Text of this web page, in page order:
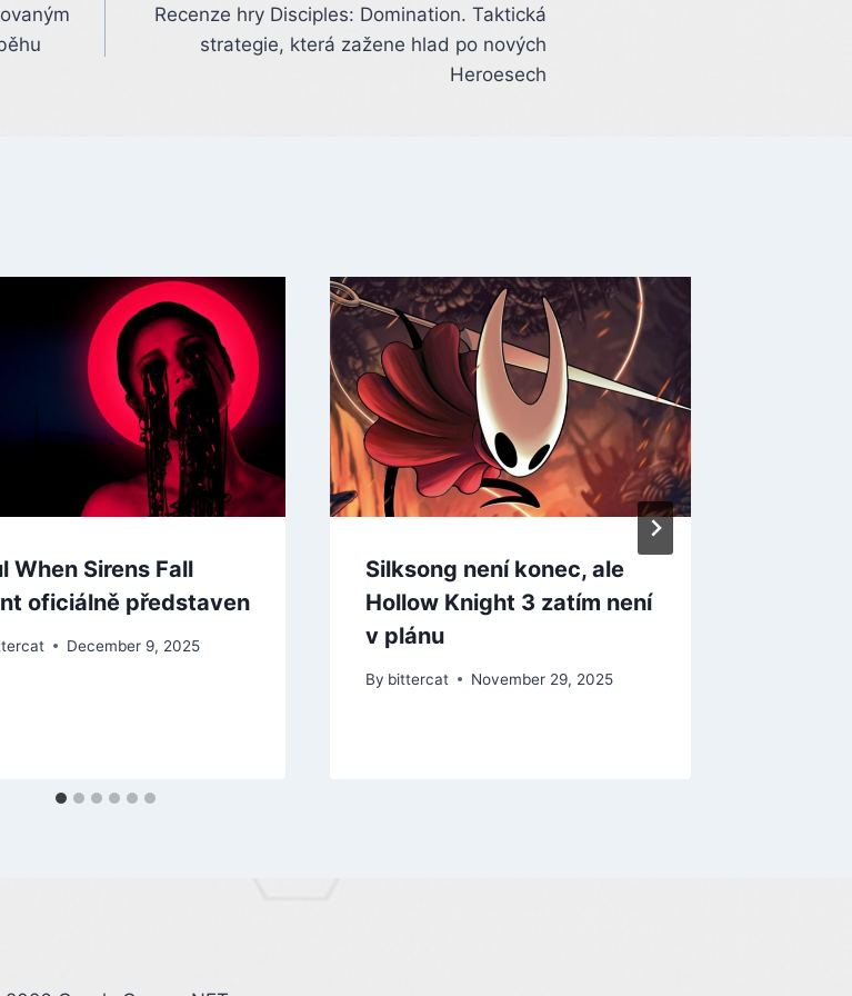
Recenze hry Disciples: Domination. Taktická
strategie, která zažene hlad po nových
Heroesech
When Sirens Fall
oficiálně představen
December 9, 2025
Silksong není konec, ale
Hollow Knight 3 zatím není
v plánu
By bittercat November 29, 2025